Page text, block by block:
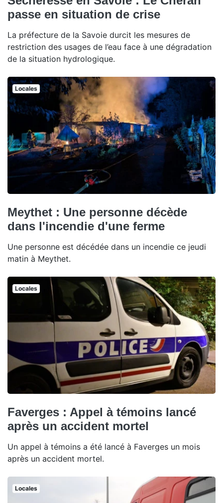
passe en situation de crise
La préfecture de la Savoie durcit les mesures de
restriction des usages de l’eau face à une dégradation
de la situation hydrologique.
Locales
Meythet : Une personne décède
dans l'incendie d'une ferme
Une personne est décédée dans un incendie ce jeudi
matin à Meythet.
Locales
Faverges : Appel à témoins lancé
après un accident mortel
Un appel à témoins a été lancé à Faverges un mois
après un accident mortel.
Locales